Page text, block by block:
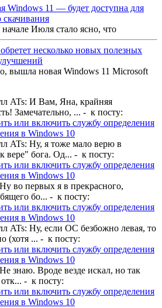
Windows 11 — будет доступна для
скачивания
Июля стало ясно, что
несколько новых полезных
вышла новая Windows 11 Microsoft
ATs: И Вам, Яна, крайняя
Замечательно, ... - к посту:
или включить службу определения
в Windows 10
ATs: Ну, я тоже мало верю в
вере" бога. Од... - к посту:
или включить службу определения
в Windows 10
Ну во первых я в прекрасного,
бо... - к посту:
или включить службу определения
в Windows 10
ATs: Ну, если ОС безбожно левая, то
(хотя ... - к посту:
или включить службу определения
в Windows 10
Не знаю. Вроде везде искал, но так
- к посту:
или включить службу определения
в Windows 10